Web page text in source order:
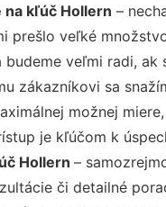
na kľúč Hollern –
prešlo veľké
budeme veľmi radi, ak
zákazníkovi sa
možnej
je kľúčom k
Hollern –
či detailné